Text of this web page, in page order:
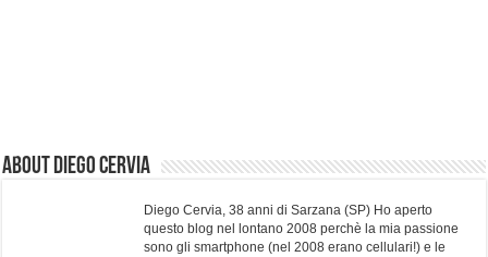
About Diego Cervia
Diego Cervia, 38 anni di Sarzana (SP) Ho aperto
questo blog nel lontano 2008 perchè la mia passione
sono gli smartphone (nel 2008 erano cellulari!) e le